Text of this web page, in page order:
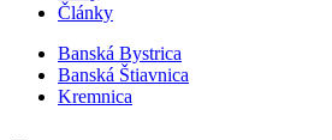
Články
Banská Bystrica
Banská Štiavnica
Kremnica